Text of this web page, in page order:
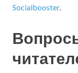
Socialbooster.